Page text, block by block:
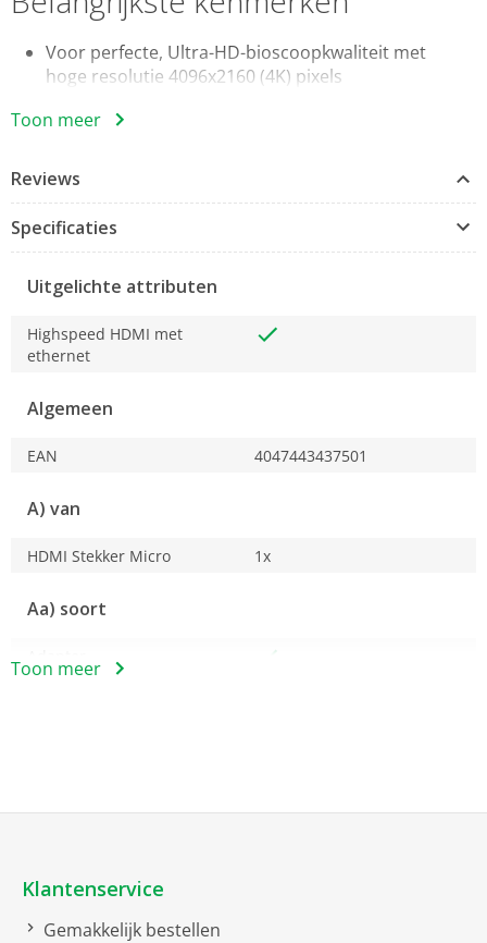
Voor perfecte, Ultra-HD-bioscoopkwaliteit met
hoge resolutie 4096x2160 (4K) pixels
kleurdiepte, helderheid en scherpte voor
Terugvoer van het audiosignaal zonder
aanvullende audiokabel (ODT, cinch etc.)
Ondersteunt netwerkverbindingen via HDMI™
voor eenvoudigere bekabeling
Hoogwaardige materialen en afwerking zorgen
Toon meer
Reviews
Specificaties
Uitgelichte attributen
Highspeed HDMI met
ethernet
Algemeen
EAN 4047443437501
A) van
HDMI Stekker Micro 1x
Aa) soort
Toon meer
Klantenservice
Gemakkelijk bestellen